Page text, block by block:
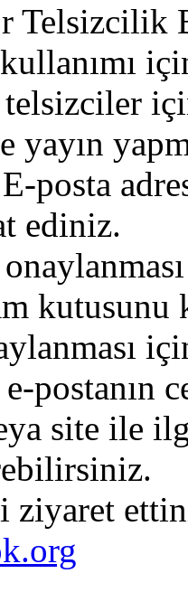
Telsizcilik
telsizciler
posta
ediniz.
postanın
site ile
ziyaret